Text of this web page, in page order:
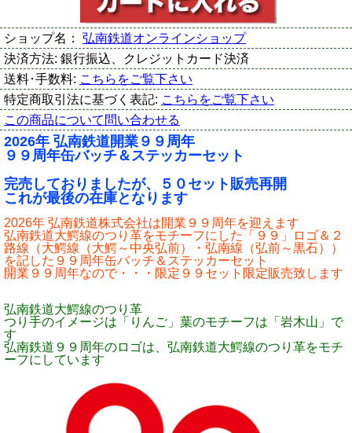
ショップ名： 弘南鉄道オンラインショップ
決済方法: 銀行振込、クレジットカード決済
送料･手数料: こちらをご覧下さい
特定商取引法に基づく表記: こちらをご覧下さい
この商品について問い合わせる
2026年 弘南鉄道開業９９周年
９９周年缶バッチ＆ステッカーセット
完売しておりましたが、５０セット販売再開
これが最後の在庫となります
2026年 弘南鉄道株式会社は開業９９周年を迎えます
弘南鉄道大鰐線のつり革をモチーフにした「９９」ロゴ＆２
路線（大鰐線（大鰐～中央弘前）・弘南線（弘前～黒石））
を記した９９周年缶バッチ＆ステッカーセット
開業９９周年なので・・・限定９９セット限定販売致します
弘南鉄道大鰐線のつり革
つり手のイメージは「りんご」葉のモチーフは「岩木山」で
す
弘南鉄道９９周年のロゴは、弘南鉄道大鰐線のつり革をモチ
ーフにしています